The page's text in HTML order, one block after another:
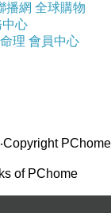
播網 全球購物
中心
理 會員中心
‧Copyright PChome
of PChome